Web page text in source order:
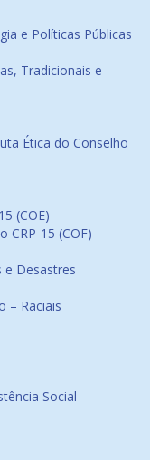
e Políticas Públicas
Tradicionais e
Ética do Conselho
(COE)
CRP-15 (COF)
e Desastres
– Raciais
Social